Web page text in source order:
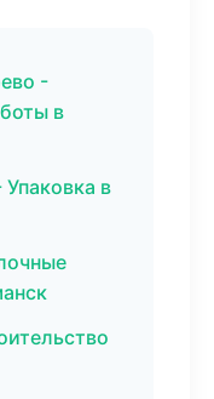
-
в
в